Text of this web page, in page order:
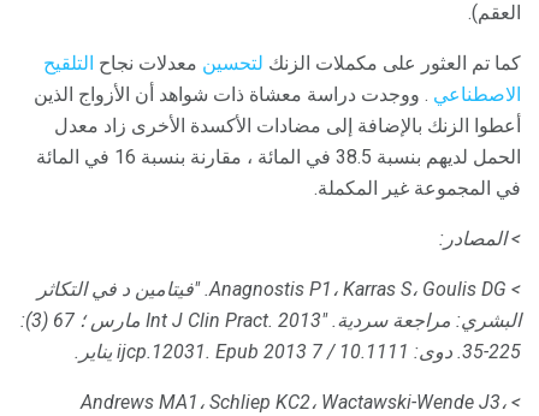
العقم).
كما تم العثور على مكملات الزنك لتحسين معدلات نجاح التلقيح
الاصطناعي . ووجدت دراسة معشاة ذات شواهد أن الأزواج الذين
أعطوا الزنك بالإضافة إلى مضادات الأكسدة الأخرى زاد معدل
الحمل لديهم بنسبة 38.5 في المائة ، مقارنة بنسبة 16 في المائة
في المجموعة غير المكملة.
> المصادر:
> Anagnostis P1، Karras S، Goulis DG.
"فيتامين د في التكاثر
البشري: مراجعة سردية. "Int J Clin Pract.
2013 مارس ؛ 67 (3):
225-35.
دوى: 10.1111 / ijcp.12031. Epub 2013 7 يناير.
> Andrews MA1، Schliep KC2، Wactawski-Wende J3،